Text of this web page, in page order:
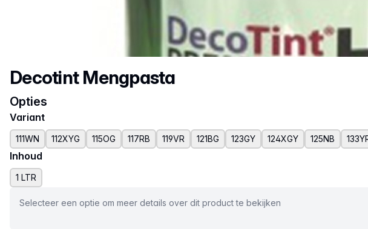
Productnaam
Decotint Mengpasta
Opties
Variant
111WN 112XYG 115OG 117RB 119VR 121BG 123GY 124XGY 125NB
Inhoud
1 LTR
Selecteer een optie om meer details over dit product te bekijken